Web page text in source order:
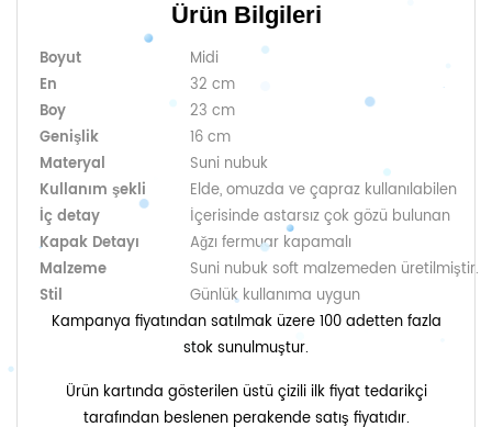
Ürün Bilgileri
Boyut
Midi
En
32 cm
Boy
23 cm
Genişlik
16 cm
Materyal
Suni nubuk
Kullanım şekli
Elde, omuzda ve çapraz kullanılabilen
İç detay
İçerisinde astarsız çok gözü bulunan
Kapak Detayı
Ağzı fermuar kapamalı
Malzeme
Suni nubuk soft malzemeden üretilmiştir.
Stil
Günlük kullanıma uygun
Kampanya fiyatından satılmak üzere 100 adetten fazla
stok sunulmuştur.
Ürün kartında gösterilen üstü çizili ilk fiyat tedarikçi
tarafından beslenen perakende satış fiyatıdır.